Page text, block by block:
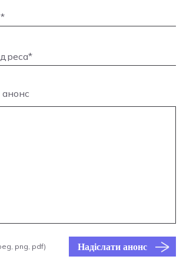
png, pdf) Надіслати анонс